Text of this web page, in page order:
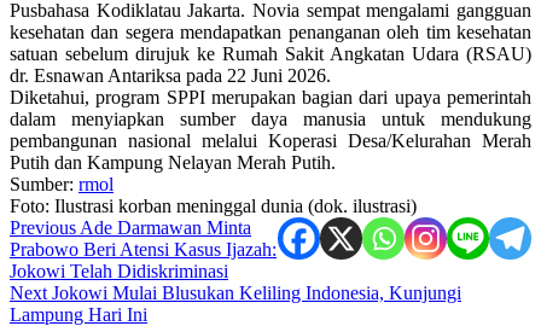
Pusbahasa Kodiklatau Jakarta. Novia sempat mengalami gangguan
kesehatan dan segera mendapatkan penanganan oleh tim kesehatan
satuan sebelum dirujuk ke Rumah Sakit Angkatan Udara (RSAU)
dr. Esnawan Antariksa pada 22 Juni 2026.
Diketahui, program SPPI merupakan bagian dari upaya pemerintah
dalam menyiapkan sumber daya manusia untuk mendukung
pembangunan nasional melalui Koperasi Desa/Kelurahan Merah
Putih dan Kampung Nelayan Merah Putih.
Sumber: rmol
Foto: Ilustrasi korban meninggal dunia (dok. ilustrasi)
Post
navigation
Previous Ade Darmawan Minta
Prabowo Beri Atensi Kasus Ijazah:
Jokowi Telah Didiskriminasi
Next Jokowi Mulai Blusukan Keliling Indonesia, Kunjungi
Lampung Hari Ini